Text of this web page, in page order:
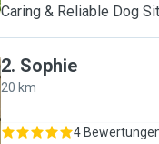
Caring & Reliable Dog
2. Sophie
20 km
4